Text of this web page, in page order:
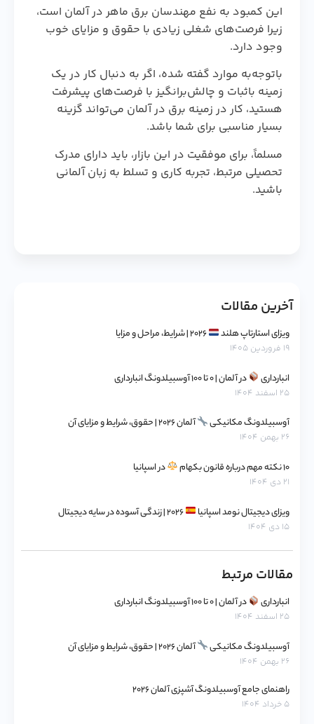
این کمبود به نفع مهندسان برق ماهر در آلمان است،
زیرا فرصت‌های شغلی زیادی با حقوق و مزایای خوب
وجود دارد.
باتوجه‌به موارد گفته شده، اگر به دنبال کار در یک
زمینه باثبات و چالش‌برانگیز با فرصت‌های پیشرفت
هستید، کار در زمینه برق در آلمان می‌تواند گزینه
بسیار مناسبی برای شما باشد.
مسلماً، برای موفقیت در این بازار، باید دارای مدرک
تحصیلی مرتبط، تجربه کاری و تسلط به زبان آلمانی
باشید.
آخرین مقالات
ویزای استارتاپ هلند
۱۹ فروردین ۱۴۰۵
انبارداری در آلمان | ۰ تا ۱۰۰ آوسبیلدونگ انبارداری
۲۵ اسفند ۱۴۰۴
آوسبیلدونگ مکانیکی آلمان ۲۰۲۶ | حقوق، شرایط و مزایای آن
۲۶ بهمن ۱۴۰۴
۱۰ نکته مهم درباره قانون بکهام در اسپانیا
۲۱ دی ۱۴۰۴
ویزای دیجیتال نومد اسپانیا
۱۵ دی ۱۴۰۴
مقالات مرتبط
انبارداری در آلمان | ۰ تا ۱۰۰ آوسبیلدونگ انبارداری
۲۵ اسفند ۱۴۰۴
آوسبیلدونگ مکانیکی آلمان ۲۰۲۶ | حقوق، شرایط و مزایای آن
۲۶ بهمن ۱۴۰۴
راهنمای جامع آوسبیلدونگ آشپزی آلمان ۲۰۲۶
۵ خرداد ۱۴۰۴